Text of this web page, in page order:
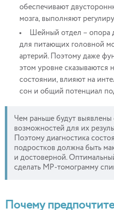
обеспечивают
мозга, выполняют
Шейный отдел – опора
для питающих головной
артерий. Поэтому даже
этом уровне сказываются
состоянии, влияют на
сон и общий потенциал
Чем раньше будут
возможностей для их
Поэтому диагностика
подростков должна быть
и достоверной.
сделать МР-томограмму
Почему